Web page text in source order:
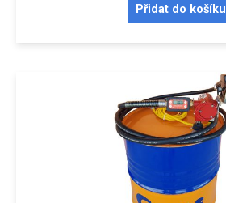
Přidat do košíku